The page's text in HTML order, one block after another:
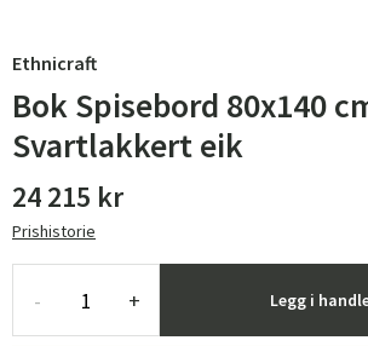
Ethnicraft
Bok Spisebord 80x140
Svartlakkert eik
24 215 kr
Prishistorie
- + Legg i